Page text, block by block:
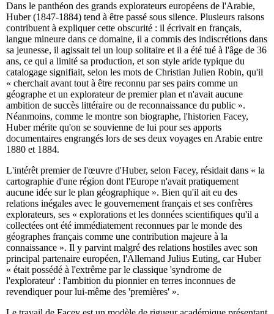
Dans le panthéon des grands explorateurs européens de l'Arabie,
Huber (1847-1884) tend à être passé sous silence. Plusieurs raisons
contribuent à expliquer cette obscurité : il écrivait en français,
langue mineure dans ce domaine, il a commis des indiscrétions dans
sa jeunesse, il agissait tel un loup solitaire et il a été tué à l'âge de 36
ans, ce qui a limité sa production, et son style aride typique du
catalogage signifiait, selon les mots de Christian Julien Robin, qu'il
« cherchait avant tout à être reconnu par ses pairs comme un
géographe et un explorateur de premier plan et n'avait aucune
ambition de succès littéraire ou de reconnaissance du public ».
Néanmoins, comme le montre son biographe, l'historien Facey,
Huber mérite qu'on se souvienne de lui pour ses apports
documentaires engrangés lors de ses deux voyages en Arabie entre
1880 et 1884.
L'intérêt premier de l'œuvre d'Huber, selon Facey, résidait dans « la
cartographie d'une région dont l'Europe n'avait pratiquement
aucune idée sur le plan géographique ». Bien qu'il ait eu des
relations inégales avec le gouvernement français et ses confrères
explorateurs, ses « explorations et les données scientifiques qu'il a
collectées ont été immédiatement reconnues par le monde des
géographes français comme une contribution majeure à la
connaissance ». Il y parvint malgré des relations hostiles avec son
principal partenaire européen, l'Allemand Julius Euting, car Huber
« était possédé à l'extrême par le classique 'syndrome de
l'explorateur' : l'ambition du pionnier en terres inconnues de
revendiquer pour lui-même des 'premières' ».